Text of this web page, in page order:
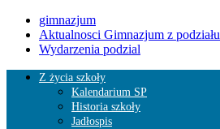
gimnazjum
Aktualnosci Gimnazjum z podziału
Wydarzenia podzial
Z życia szkoły
Kalendarium SP
Historia szkoły
Jadłospis